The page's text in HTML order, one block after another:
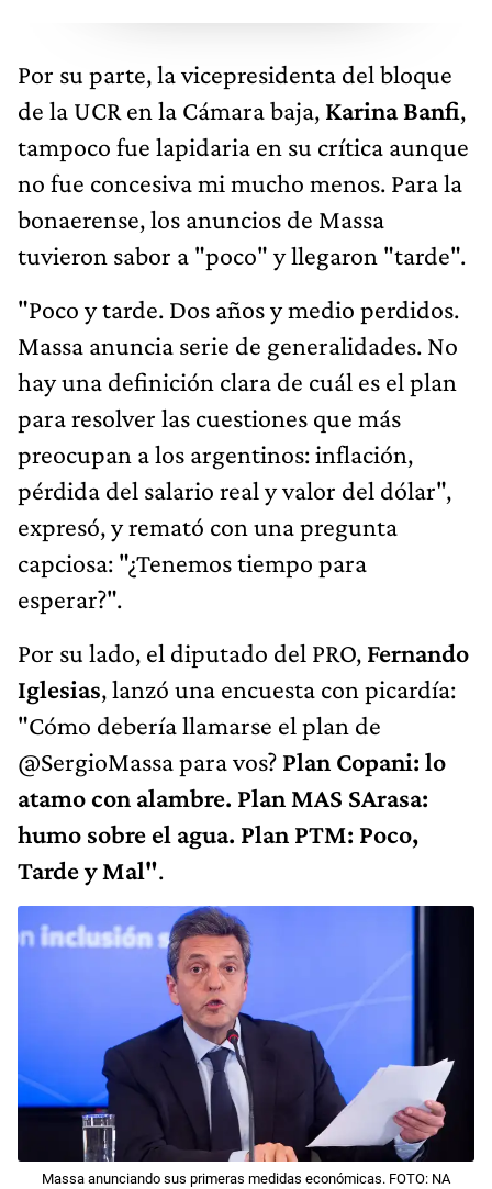
Por su parte, la vicepresidenta del bloque
de la UCR en la Cámara baja, Karina Banfi,
tampoco fue lapidaria en su crítica aunque
no fue concesiva mi mucho menos. Para la
bonaerense, los anuncios de Massa
tuvieron sabor a "poco" y llegaron "tarde".
"Poco y tarde. Dos años y medio perdidos.
Massa anuncia serie de generalidades. No
hay una definición clara de cuál es el plan
para resolver las cuestiones que más
preocupan a los argentinos: inflación,
pérdida del salario real y valor del dólar",
expresó, y remató con una pregunta
capciosa: "¿Tenemos tiempo para
esperar?".
Por su lado, el diputado del PRO, Fernando
Iglesias, lanzó una encuesta con picardía:
"Cómo debería llamarse el plan de
@SergioMassa para vos? Plan Copani: lo
atamo con alambre. Plan MAS SArasa:
humo sobre el agua. Plan PTM: Poco,
Tarde y Mal".
Massa anunciando sus primeras medidas económicas. FOTO: NA